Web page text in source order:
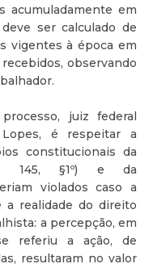
acumuladamente em
ser calculado de
vigentes à época em
observando
juiz federal
é respeitar a
constitucionais da
145, §1º) e da
violados caso a
a realidade do direito
a percepção, em
referiu a ação, de
resultaram no valor